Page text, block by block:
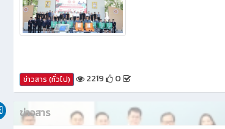
ข่าวสาร (ทั่วไป) 2219 0
ข่าวสาร